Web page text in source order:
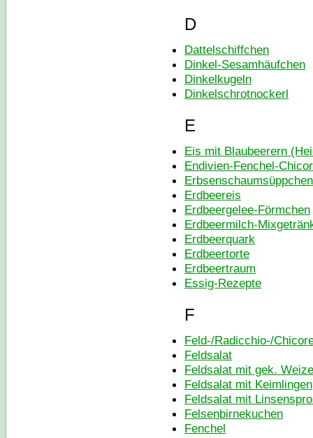
D
Dattelschiffchen
Dinkel-Sesamhäufchen
Dinkelkugeln
Dinkelschrotnockerl
E
Eis mit Blaubeerern
Endivien-Fenchel-
Erbsenschaumsüppchen
Erdbeereis
Erdbeergelee-Förmchen
Erdbeermilch-
Erdbeerquark
Erdbeertorte
Erdbeertraum
Essig-Rezepte
F
Feld-/Radicchio-/
Feldsalat
Feldsalat mit gek.
Feldsalat mit Keimlingen
Feldsalat mit
Felsenbirnekuchen
Fenchel